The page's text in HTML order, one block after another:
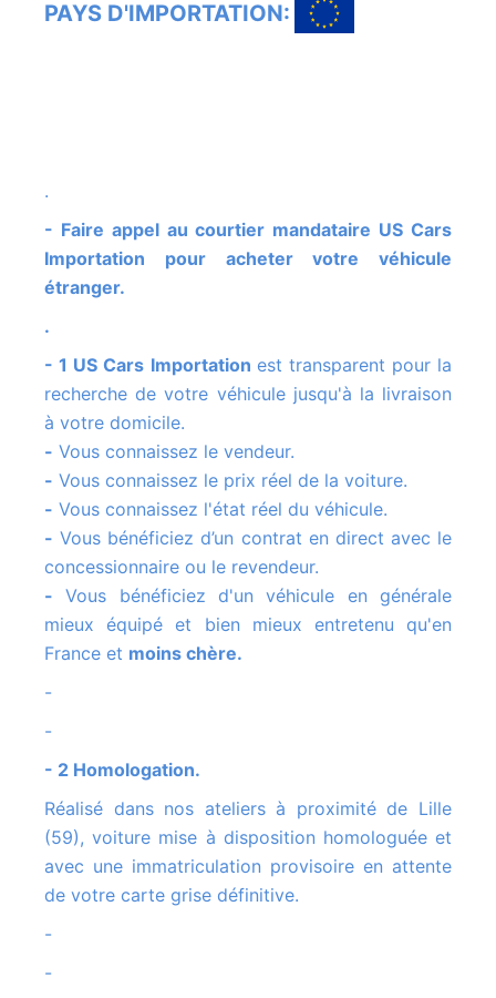
PAYS D'IMPORTATION:
.
- Faire appel au courtier mandataire US Cars
Importation pour acheter votre véhicule
étranger.
.
- 1 US Cars Importation est transparent pour la
recherche de votre véhicule jusqu'à la livraison
à votre domicile.
- Vous connaissez le vendeur.
- Vous connaissez le prix réel de la voiture.
- Vous connaissez l'état réel du véhicule.
- Vous bénéficiez d’un contrat en direct avec le
concessionnaire ou le revendeur.
- Vous bénéficiez d'un véhicule en générale
mieux équipé et bien mieux entretenu qu'en
France et moins chère.
-
-
- 2 Homologation.
Réalisé dans nos ateliers à proximité de Lille
(59), voiture mise à disposition homologuée et
avec une immatriculation provisoire en attente
de votre carte grise définitive.
-
-